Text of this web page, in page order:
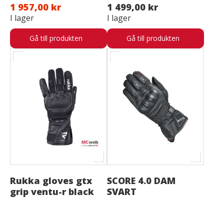
1 957,00 kr
I lager
Gå till produkten
1 499,00 kr
I lager
Gå till produkten
Rukka gloves gtx
grip ventu-r black
SCORE 4.0 DAM
SVART